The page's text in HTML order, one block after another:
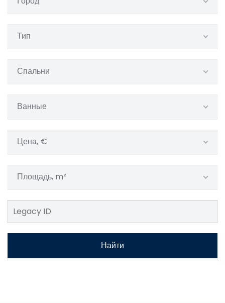
Тип
Спальни
Ванные
Цена, €
Площадь, m²
Найти